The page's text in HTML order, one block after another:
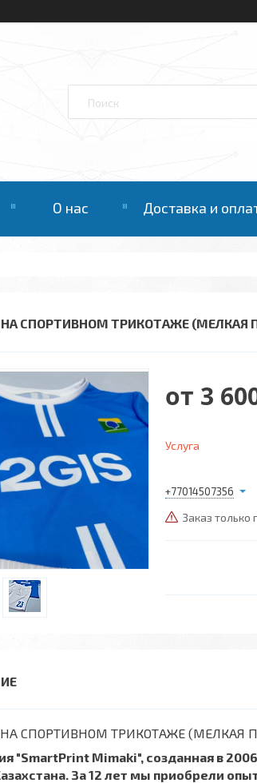
О нас Доставка и
НА СПОРТИВНОМ ТРИКОТАЖЕ (МЕЛКАЯ
от 3
Услуга
+77014507356
Заказ только
НА СПОРТИВНОМ ТРИКОТАЖЕ (МЕЛКАЯ
"SmartPrint Mimaki", созданная в
За 12 лет мы приобрели